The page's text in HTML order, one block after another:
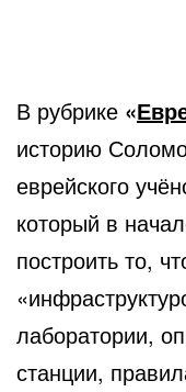
В рубрике «
историю
еврейского
который в
построить то,
лаборатории,
станции,